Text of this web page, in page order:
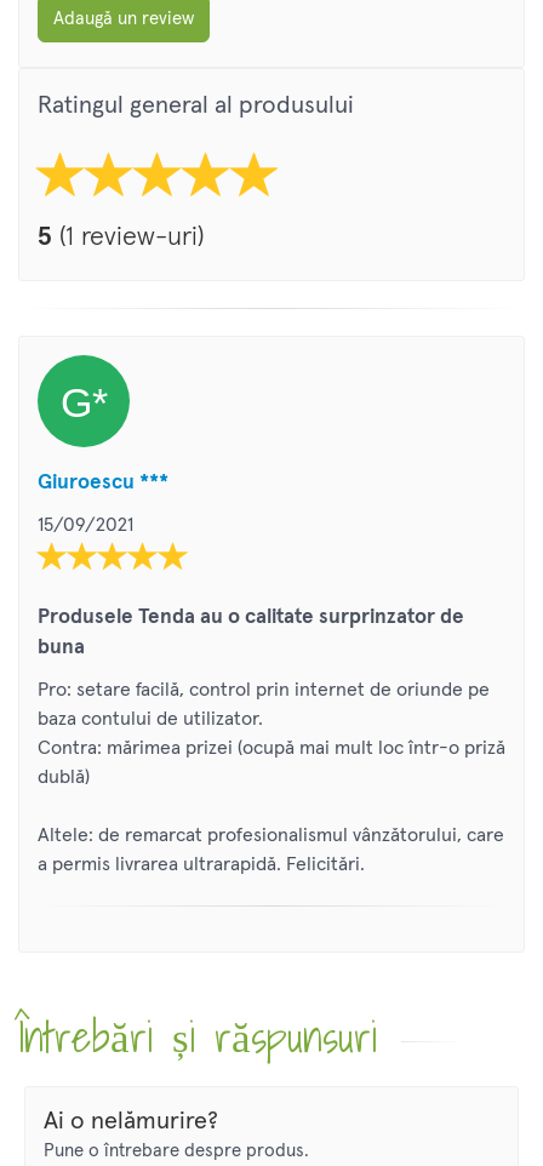
Adaugă un review
Ratingul general al produsului
5 (1 review-uri)
Giuroescu ***
15/09/2021
Produsele Tenda au o calitate surprinzator de
buna
Pro: setare facilă, control prin internet de oriunde pe
baza contului de utilizator.
Contra: mărimea prizei (ocupă mai mult loc într-o priză
dublă)
Altele: de remarcat profesionalismul vânzătorului, care
a permis livrarea ultrarapidă. Felicitări.
Întrebări și răspunsuri
Ai o nelămurire?
Pune o întrebare despre produs.